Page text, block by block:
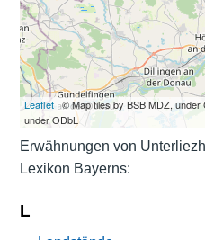
Leaflet| © Map tiles by BSB MDZ, under
under ODbL
Erwähnungen von
Lexikon Bayerns:
L